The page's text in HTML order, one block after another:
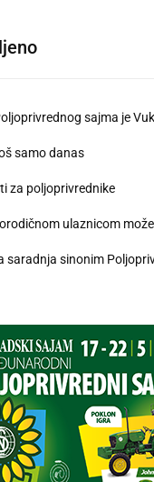
sajma je
samo danas
za poljoprivrednike
ulaznicom
saradnja sinonim